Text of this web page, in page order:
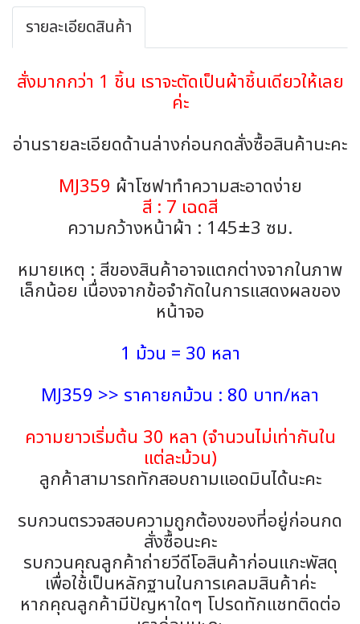
รายละเอียดสินค้า
สั่งมากกว่า 1 ชิ้น เราจะตัดเป็นผ้าชิ้นเดียวให้เลย
ค่ะ
อ่านรายละเอียดด้านล่างก่อนกดสั่งซื้อสินค้านะคะ
MJ359 ผ้าโซฟาทำความสะอาดง่าย
สี : 7 เฉดสี
ความกว้างหน้าผ้า : 145±3 ซม.
หมายเหตุ : สีของสินค้าอาจแตกต่างจากในภาพ
เล็กน้อย เนื่องจากข้อจำกัดในการแสดงผลของ
หน้าจอ
1 ม้วน = 30 หลา
MJ359 >> ราคายกม้วน : 80 บาท/หลา
ความยาวเริ่มต้น 30 หลา (จำนวนไม่เท่ากันใน
แต่ละม้วน)
ลูกค้าสามารถทักสอบถามแอดมินได้นะคะ
รบกวนตรวจสอบความถูกต้องของที่อยู่ก่อนกด
สั่งซื้อนะคะ
รบกวนคุณลูกค้าถ่ายวีดีโอสินค้าก่อนแกะพัสดุ
เพื่อใช้เป็นหลักฐานในการเคลมสินค้าค่ะ
หากคุณลูกค้ามีปัญหาใดๆ โปรดทักแชทติดต่อ